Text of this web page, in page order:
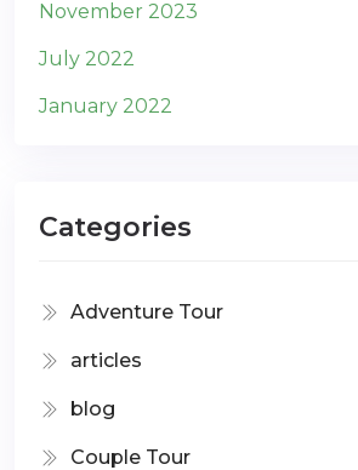
November 2023
July 2022
January 2022
Categories
Adventure Tour
articles
blog
Couple Tour